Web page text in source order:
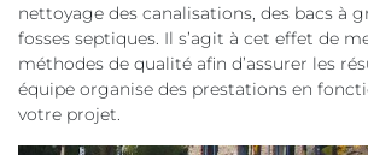
nettoyage des canalisations, des bacs à
fosses septiques. Il s’agit à cet effet de
méthodes de qualité afin d’assurer les
équipe organise des prestations en
votre projet.